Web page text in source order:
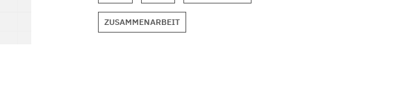
ZUSAMMENARBEIT